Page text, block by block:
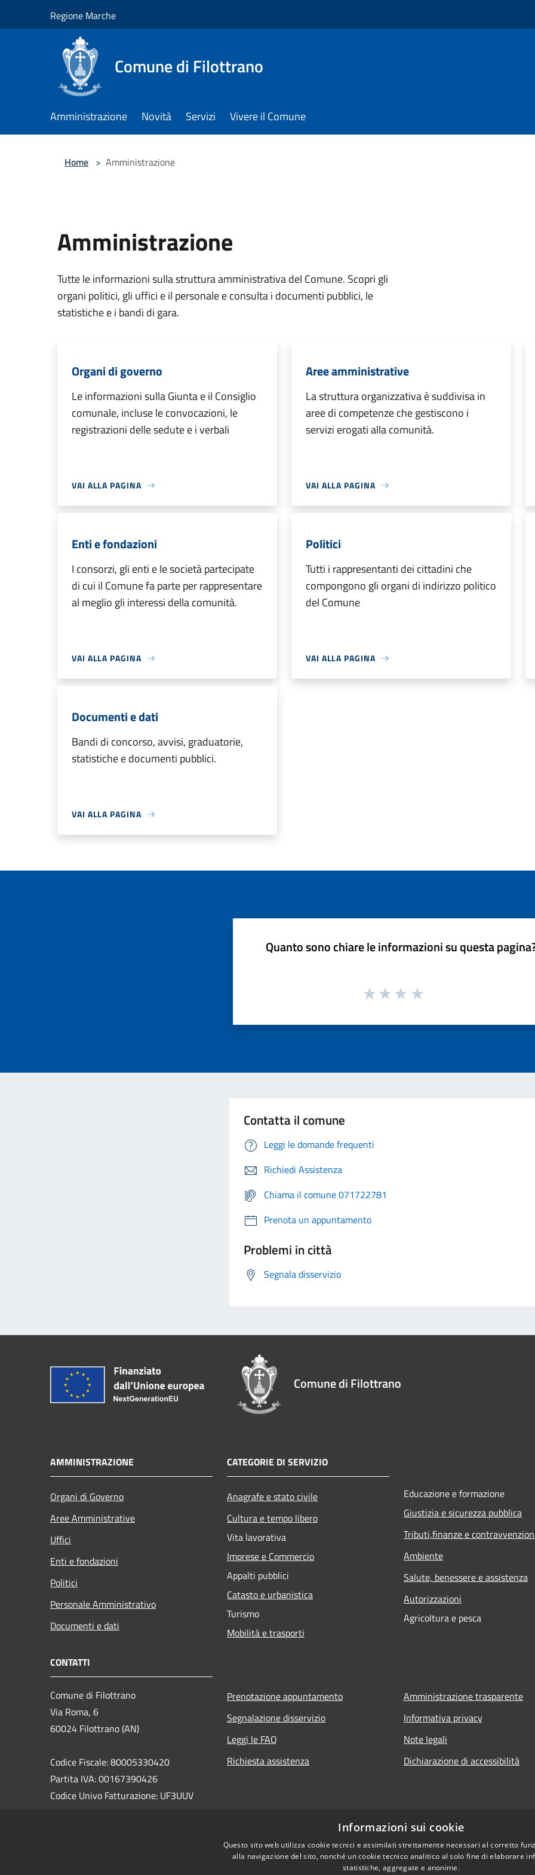
Regione Marche
Comune di Filottrano
Amministrazione Novità Servizi Vivere il Comune
Home > Amministrazione
Amministrazione
Tutte le informazioni sulla struttura amministrativa del Comune. Scopri gli
organi politici, gli uffici e il personale e consulta i documenti pubblici, le
statistiche e i bandi di gara.
Organi di governo
Le informazioni sulla Giunta e il Consiglio
comunale, incluse le convocazioni, le
registrazioni delle sedute e i verbali
VAI ALLA PAGINA
Aree amministrative
La struttura organizzativa è suddivisa in
aree di competenze che gestiscono i
servizi erogati alla comunità.
VAI ALLA PAGINA
Enti e fondazioni
I consorzi, gli enti e le società partecipate
di cui il Comune fa parte per rappresentare
al meglio gli interessi della comunità.
VAI ALLA PAGINA
Politici
Tutti i rappresentanti dei cittadini che
compongono gli organi di indirizzo politico
del Comune
VAI ALLA PAGINA
Documenti e dati
Bandi di concorso, avvisi, graduatorie,
statistiche e documenti pubblici.
VAI ALLA PAGINA
Quanto sono chiare le informazioni su questa
Contatta il comune
Leggi le domande frequenti
Richiedi Assistenza
Chiama il comune 071722781
Prenota un appuntamento
Problemi in città
Segnala disservizio
Comune di Filottrano
AMMINISTRAZIONE
Organi di Governo
Aree Amministrative
Uffici
Enti e fondazioni
Politici
Personale Amministrativo
Documenti e dati
CATEGORIE DI SERVIZIO
Anagrafe e stato civile
Cultura e tempo libero
Vita lavorativa
Imprese e Commercio
Appalti pubblici
Catasto e urbanistica
Turismo
Mobilità e trasporti
Educazione e formazione
Giustizia e sicurezza pubblica
Tributi,finanze e
Ambiente
Salute, benessere e assistenza
Autorizzazioni
Agricoltura e pesca
CONTATTI
Comune di Filottrano
Via Roma, 6
60024 Filottrano (AN)
Codice Fiscale: 80005330420
Partita IVA: 00167390426
Codice Univo Fatturazione: UF3UUV
Prenotazione appuntamento
Segnalazione disservizio
Leggi le FAQ
Richiesta assistenza
Amministrazione trasparente
Informativa privacy
Note legali
Dichiarazione di accessibilità
Informazioni sui cookie
Questo sito web utilizza cookie tecnici e assimilati strettamente necessari al corretto
alla navigazione del sito, nonché un cookie tecnico analitico al solo fine di elaborare
statistiche, aggregate e anonime.